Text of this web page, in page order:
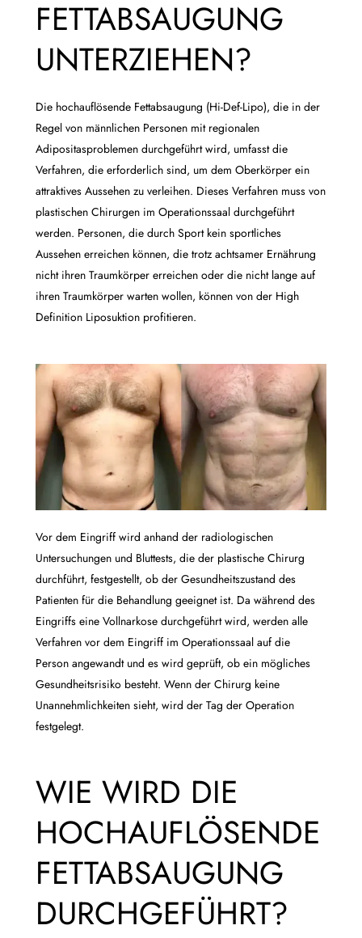
FETTABSAUGUNG
UNTERZIEHEN?
Die hochauflösende Fettabsaugung (Hi-Def-Lipo), die in der
Regel von männlichen Personen mit regionalen
Adipositasproblemen durchgeführt wird, umfasst die
Verfahren, die erforderlich sind, um dem Oberkörper ein
attraktives Aussehen zu verleihen. Dieses Verfahren muss von
plastischen Chirurgen im Operationssaal durchgeführt
werden. Personen, die durch Sport kein sportliches
Aussehen erreichen können, die trotz achtsamer Ernährung
nicht ihren Traumkörper erreichen oder die nicht lange auf
ihren Traumkörper warten wollen, können von der High
Definition Liposuktion profitieren.
Vor dem Eingriff wird anhand der radiologischen
Untersuchungen und Bluttests, die der plastische Chirurg
durchführt, festgestellt, ob der Gesundheitszustand des
Patienten für die Behandlung geeignet ist. Da während des
Eingriffs eine Vollnarkose durchgeführt wird, werden alle
Verfahren vor dem Eingriff im Operationssaal auf die
Person angewandt und es wird geprüft, ob ein mögliches
Gesundheitsrisiko besteht. Wenn der Chirurg keine
Unannehmlichkeiten sieht, wird der Tag der Operation
festgelegt.
WIE WIRD DIE
HOCHAUFLÖSENDE
FETTABSAUGUNG
DURCHGEFÜHRT?